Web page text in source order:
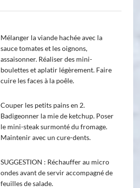
Mélanger la viande hachée avec la
sauce tomates et les oignons,
assaisonner. Réaliser des mini-
boulettes et aplatir légèrement. Faire
cuire les faces à la poêle.
Couper les petits pains en 2.
Badigeonner la mie de ketchup. Poser
le mini-steak surmonté du fromage.
Maintenir avec un cure-dents.
SUGGESTION : Réchauffer au micro
ondes avant de servir accompagné de
feuilles de salade.